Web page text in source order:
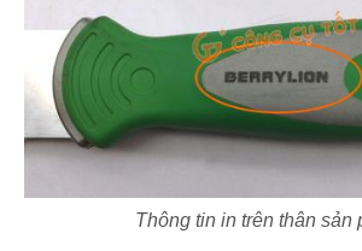
Thông tin in trên thân sản